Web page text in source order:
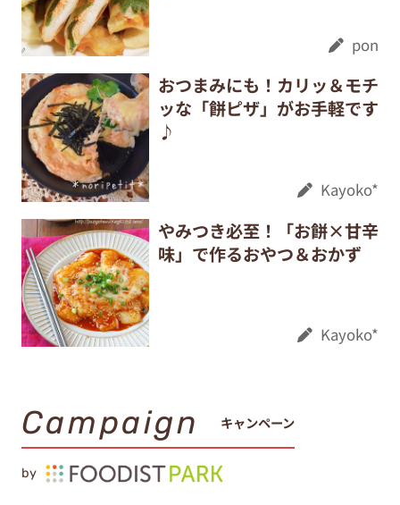
pon
おつまみにも！カリッ＆モチ
ッな「餅ピザ」がお手軽です
♪
Kayoko*
やみつき必至！「お餅×甘辛
味」で作るおやつ＆おかず
Kayoko*
Campaign キャンペーン
by